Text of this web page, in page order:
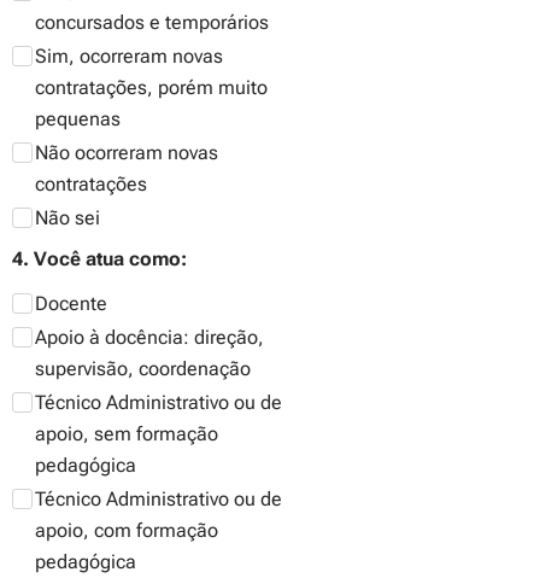
concursados e temporários
Sim, ocorreram novas
contratações, porém muito
pequenas
Não ocorreram novas
contratações
Não sei
4. Você atua como:
Docente
Apoio à docência: direção,
supervisão, coordenação
Técnico Administrativo ou de
apoio, sem formação
pedagógica
Técnico Administrativo ou de
apoio, com formação
pedagógica